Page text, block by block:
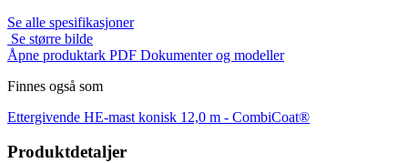
Se alle spesifikasjoner
Se større bilde
Åpne produktark PDF Dokumenter og modeller
Finnes også som
Ettergivende HE-mast konisk 12,0 m - CombiCoat®
Produktdetaljer